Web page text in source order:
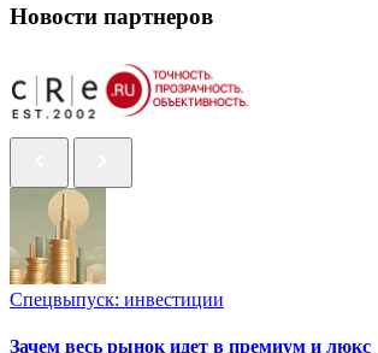
Новости партнеров
Спецвыпуск: инвестиции
Зачем весь рынок идет в премиум и люкс